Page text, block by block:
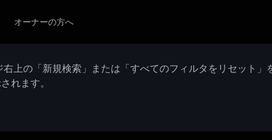
オーナーの方へ
上の「新規検索」または「すべてのフィルタをリセット
れます。